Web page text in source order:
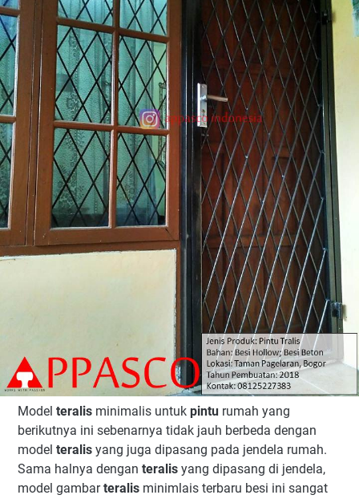
Model teralis minimalis untuk pintu rumah yang
berikutnya ini sebenarnya tidak jauh berbeda dengan
model teralis yang juga dipasang pada jendela rumah.
Sama halnya dengan teralis yang dipasang di jendela,
model gambarteralis minimlais terbaru besi ini sangat